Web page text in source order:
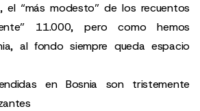
el “más modesto” de los recuentos
11.000, pero como hemos
al fondo siempre queda espacio
en Bosnia son tristemente